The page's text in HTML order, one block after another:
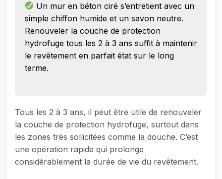
Un mur en béton ciré s’entretient avec un
simple chiffon humide et un savon neutre.
Renouveler la couche de protection
hydrofuge tous les 2 à 3 ans suffit à maintenir
le revêtement en parfait état sur le long
terme.
Tous les 2 à 3 ans, il peut être utile de renouveler
la couche de protection hydrofuge, surtout dans
les zones très sollicitées comme la douche. C’est
une opération rapide qui prolonge
considérablement la durée de vie du revêtement.